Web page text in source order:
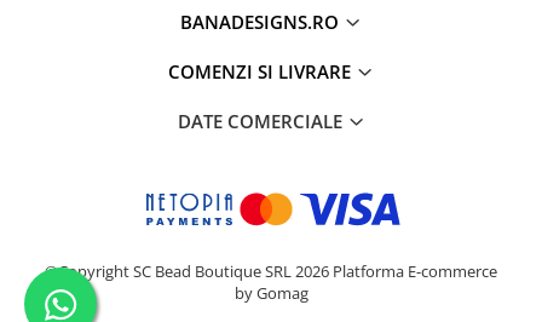
BANADESIGNS.RO
COMENZI SI LIVRARE
DATE COMERCIALE
©Copyright SC Bead Boutique SRL 2026 Platforma E-commerce
by Gomag